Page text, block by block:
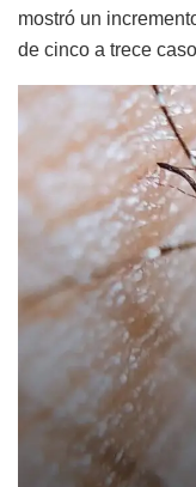
mostró un
de cinco a trece